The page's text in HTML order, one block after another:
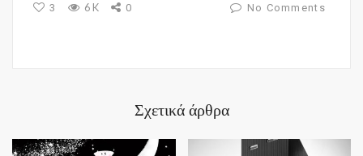
3 6K 0 No Comments
Σχετικά άρθρα